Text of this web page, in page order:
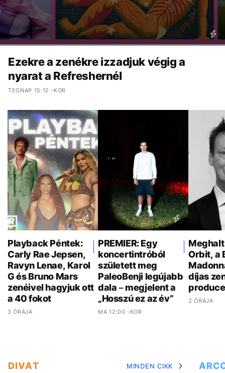
Ezekre a zenékre izzadjuk végig a
nyarat a Refreshernél
TEGNAP 15:12 -KOR
Playback Péntek:
Carly Rae Jepsen,
Ravyn Lenae, Karol
G és Bruno Mars
zenéivel hagyjuk ott
a 40 fokot
3 ÓRÁJA
PREMIER: Egy
koncertintróból
született meg
PaleoBenji legújabb
dala – megjelent a
„Hosszú ez az év”
MA 12:00 -KOR
Orbit, a
díjas
2 ÓRÁJA
DIVAT MINDEN CIKK